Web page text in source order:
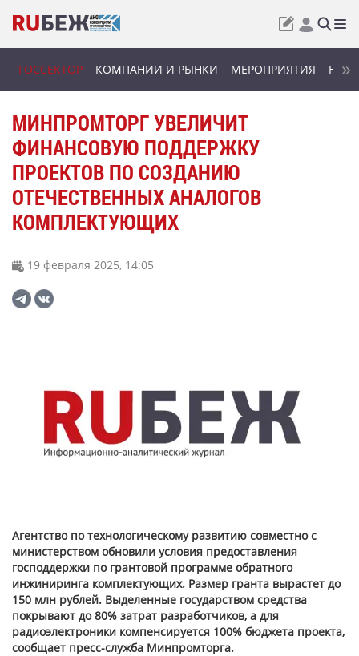
ГОССЕКТОР КОМПАНИИ И РЫНКИ МЕРОПРИЯТИЯ
МИНПРОМТОРГ УВЕЛИЧИТ
ФИНАНСОВУЮ ПОДДЕРЖКУ
ПРОЕКТОВ ПО СОЗДАНИЮ
ОТЕЧЕСТВЕННЫХ АНАЛОГОВ
КОМПЛЕКТУЮЩИХ
19 февраля 2025, 14:05
Агентство по технологическому развитию совместно с
министерством обновили условия предоставления
господдержки по грантовой программе обратного
инжиниринга комплектующих. Размер гранта вырастет до
150 млн рублей. Выделенные государством средства
покрывают до 80% затрат разработчиков, а для
радиоэлектроники компенсируется 100% бюджета проекта,
сообщает пресс-служба Минпромторга.